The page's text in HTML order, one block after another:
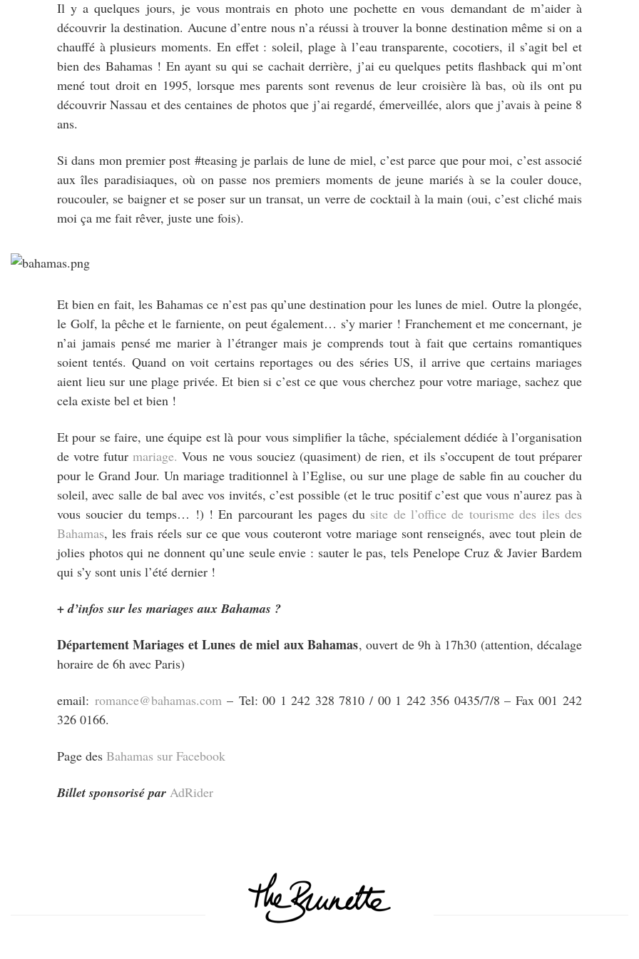
Il y a quelques jours, je vous montrais en photo une pochette en vous demandant de m’aider à
découvrir la destination. Aucune d’entre nous n’a réussi à trouver la bonne destination même si on a
chauffé à plusieurs moments. En effet : soleil, plage à l’eau transparente, cocotiers, il s’agit bel et
bien des Bahamas ! En ayant su qui se cachait derrière, j’ai eu quelques petits flashback qui m’ont
mené tout droit en 1995, lorsque mes parents sont revenus de leur croisière là bas, où ils ont pu
découvrir Nassau et des centaines de photos que j’ai regardé, émerveillée, alors que j’avais à peine 8
ans.
Si dans mon premier post #teasing je parlais de lune de miel, c’est parce que pour moi, c’est associé
aux îles paradisiaques, où on passe nos premiers moments de jeune mariés à se la couler douce,
roucouler, se baigner et se poser sur un transat, un verre de cocktail à la main (oui, c’est cliché mais
moi ça me fait rêver, juste une fois).
Et bien en fait, les Bahamas ce n’est pas qu’une destination pour les lunes de miel. Outre la plongée,
le Golf, la pêche et le farniente, on peut également… s’y marier ! Franchement et me concernant, je
n’ai jamais pensé me marier à l’étranger mais je comprends tout à fait que certains romantiques
soient tentés. Quand on voit certains reportages ou des séries US, il arrive que certains mariages
aient lieu sur une plage privée. Et bien si c’est ce que vous cherchez pour votre mariage, sachez que
cela existe bel et bien !
Et pour se faire, une équipe est là pour vous simplifier la tâche, spécialement dédiée à l’organisation
de votre futur mariage. Vous ne vous souciez (quasiment) de rien, et ils s’occupent de tout préparer
pour le Grand Jour. Un mariage traditionnel à l’Eglise, ou sur une plage de sable fin au coucher du
soleil, avec salle de bal avec vos invités, c’est possible (et le truc positif c’est que vous n’aurez pas à
vous soucier du temps… !) ! En parcourant les pages du site de l’office de tourisme des iles des
Bahamas, les frais réels sur ce que vous couteront votre mariage sont renseignés, avec tout plein de
jolies photos qui ne donnent qu’une seule envie : sauter le pas, tels Penelope Cruz & Javier Bardem
qui s’y sont unis l’été dernier !
+ d’infos sur les mariages aux Bahamas ?
Département Mariages et Lunes de miel aux Bahamas, ouvert de 9h à 17h30 (attention, décalage
horaire de 6h avec Paris)
email: romance@bahamas.com – Tel: 00 1 242 328 7810 / 00 1 242 356 0435/7/8 – Fax 001 242
326 0166.
Page des Bahamas sur Facebook
Billet sponsorisé par AdRider